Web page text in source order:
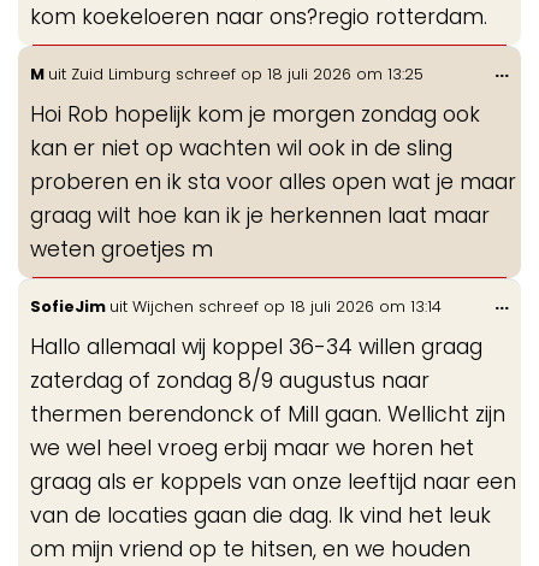
kom koekeloeren naar ons?regio rotterdam.
M uit Zuid Limburg schreef op 18 juli 2026 om 13:25
Hoi Rob hopelijk kom je morgen zondag ook
kan er niet op wachten wil ook in de sling
proberen en ik sta voor alles open wat je maar
graag wilt hoe kan ik je herkennen laat maar
weten groetjes m
...
SofieJim uit Wijchen schreef op 18 juli 2026 om 13:14
Hallo allemaal wij koppel 36-34 willen graag
zaterdag of zondag 8/9 augustus naar
thermen berendonck of Mill gaan. Wellicht zijn
we wel heel vroeg erbij maar we horen het
graag als er koppels van onze leeftijd naar een
van de locaties gaan die dag. Ik vind het leuk
om mijn vriend op te hitsen, en we houden
...